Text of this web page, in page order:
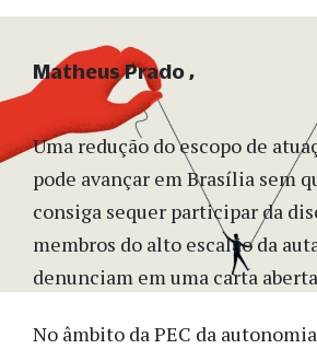
Uma redução do escopo de
pode avançar em Brasília sem
consiga sequer participar da
membros do alto escalão da
denunciam em uma carta
No âmbito da PEC da
Matheus Prado